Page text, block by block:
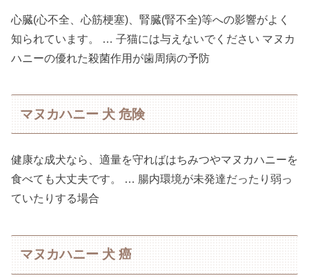
心臓(心不全、心筋梗塞)、腎臓(腎不全)等への影響がよく
知られています。 … 子猫には与えないでください マヌカ
ハニーの優れた殺菌作用が歯周病の予防
マヌカハニー 犬 危険
健康な成犬なら、適量を守ればはちみつやマヌカハニーを
食べても大丈夫です。 … 腸内環境が未発達だったり弱っ
ていたりする場合
マヌカハニー 犬 癌